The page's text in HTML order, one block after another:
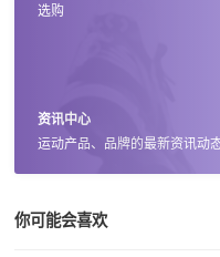
选购
资讯中心
运动产品、品牌的最新资讯动
你可能会喜欢